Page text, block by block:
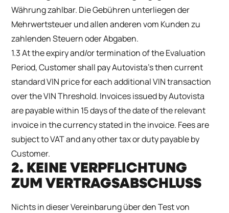
Währung zahlbar. Die Gebühren unterliegen der
Mehrwertsteuer und allen anderen vom Kunden zu
zahlenden Steuern oder Abgaben.
1.3 At the expiry and/or termination of the Evaluation
Period, Customer shall pay Autovista’s then current
standard VIN price for each additional VIN transaction
over the VIN Threshold. Invoices issued by Autovista
are payable within 15 days of the date of the relevant
invoice in the currency stated in the invoice. Fees are
subject to VAT and any other tax or duty payable by
Customer.
2. KEINE VERPFLICHTUNG
ZUM VERTRAGSABSCHLUSS
Nichts in dieser Vereinbarung über den Test von